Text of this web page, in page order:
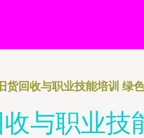
货回收与职业技能培训 绿
与职业技